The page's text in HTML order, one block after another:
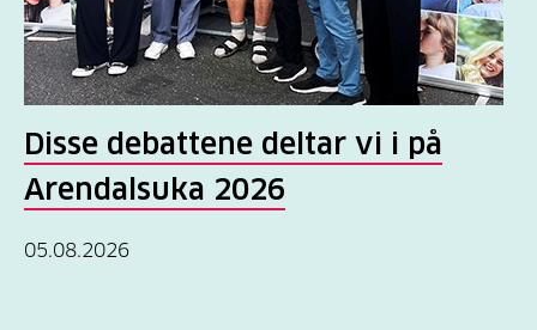
Disse debattene deltar vi i på
Arendalsuka 2026
05.08.2026